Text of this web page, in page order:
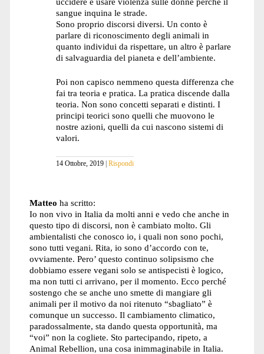
sangue inquina le strade.
Sono proprio discorsi diversi. Un conto è
parlare di riconoscimento degli animali in
quanto individui da rispettare, un altro è parlare
di salvaguardia del pianeta e dell’ambiente.
Poi non capisco nemmeno questa differenza che
fai tra teoria e pratica. La pratica discende dalla
teoria. Non sono concetti separati e distinti. I
principi teorici sono quelli che muovono le
nostre azioni, quelli da cui nascono sistemi di
valori.
14 Ottobre, 2019 Rispondi
Matteo ha scritto:
Io non vivo in Italia da molti anni e vedo che anche in
questo tipo di discorsi, non è cambiato molto. Gli
ambientalisti che conosco io, i quali non sono pochi,
sono tutti vegani. Rita, io sono d’accordo con te,
ovviamente. Pero’ questo continuo solipsismo che
dobbiamo essere vegani solo se antispecisti è logico,
ma non tutti ci arrivano, per il momento. Ecco perché
sostengo che se anche uno smette di mangiare gli
animali per il motivo da noi ritenuto “sbagliato” è
comunque un successo. Il cambiamento climatico,
paradossalmente, sta dando questa opportunità, ma
“voi” non la cogliete. Sto partecipando, ripeto, a
Animal Rebellion, una cosa inimmaginabile in Italia.